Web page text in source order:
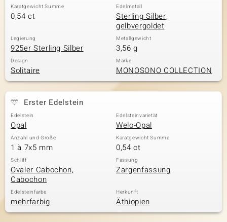
Karatgewicht Summe
0,54 ct
Edelmetall
Sterling Silber,
gelbvergoldet
Legierung
925er Sterling Silber
Metallgewicht
3,56 g
Design
Solitaire
Marke
MONOSONO COLLECTION
Erster Edelstein
Edelstein
Opal
Edelsteinvarietät
Welo-Opal
Anzahl und Größe
1 à 7x5 mm
Karatgewicht Summe
0,54 ct
Schliff
Ovaler Cabochon,
Cabochon
Fassung
Zargenfassung
Edelsteinfarbe
mehrfarbig
Herkunft
Äthiopien